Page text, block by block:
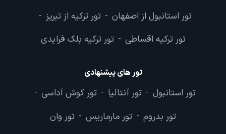
تور استانبول از اصفهان - تور ترکیه از تبریز -
تور ترکیه اقساطی - تور ترکیه بلک فرایدی
تور های پیشنهادی
تور استانبول - تور آنتالیا - تور کوش آداسی -
تور بدروم - تور مارماریس - تور وان